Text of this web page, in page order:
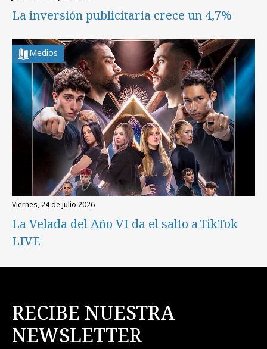
La inversión publicitaria crece un 4,7%
Medios
viernes, 24 de julio 2026
La Velada del Año VI da el salto a TikTok
LIVE
RECIBE NUESTRA
NEWSLETTER